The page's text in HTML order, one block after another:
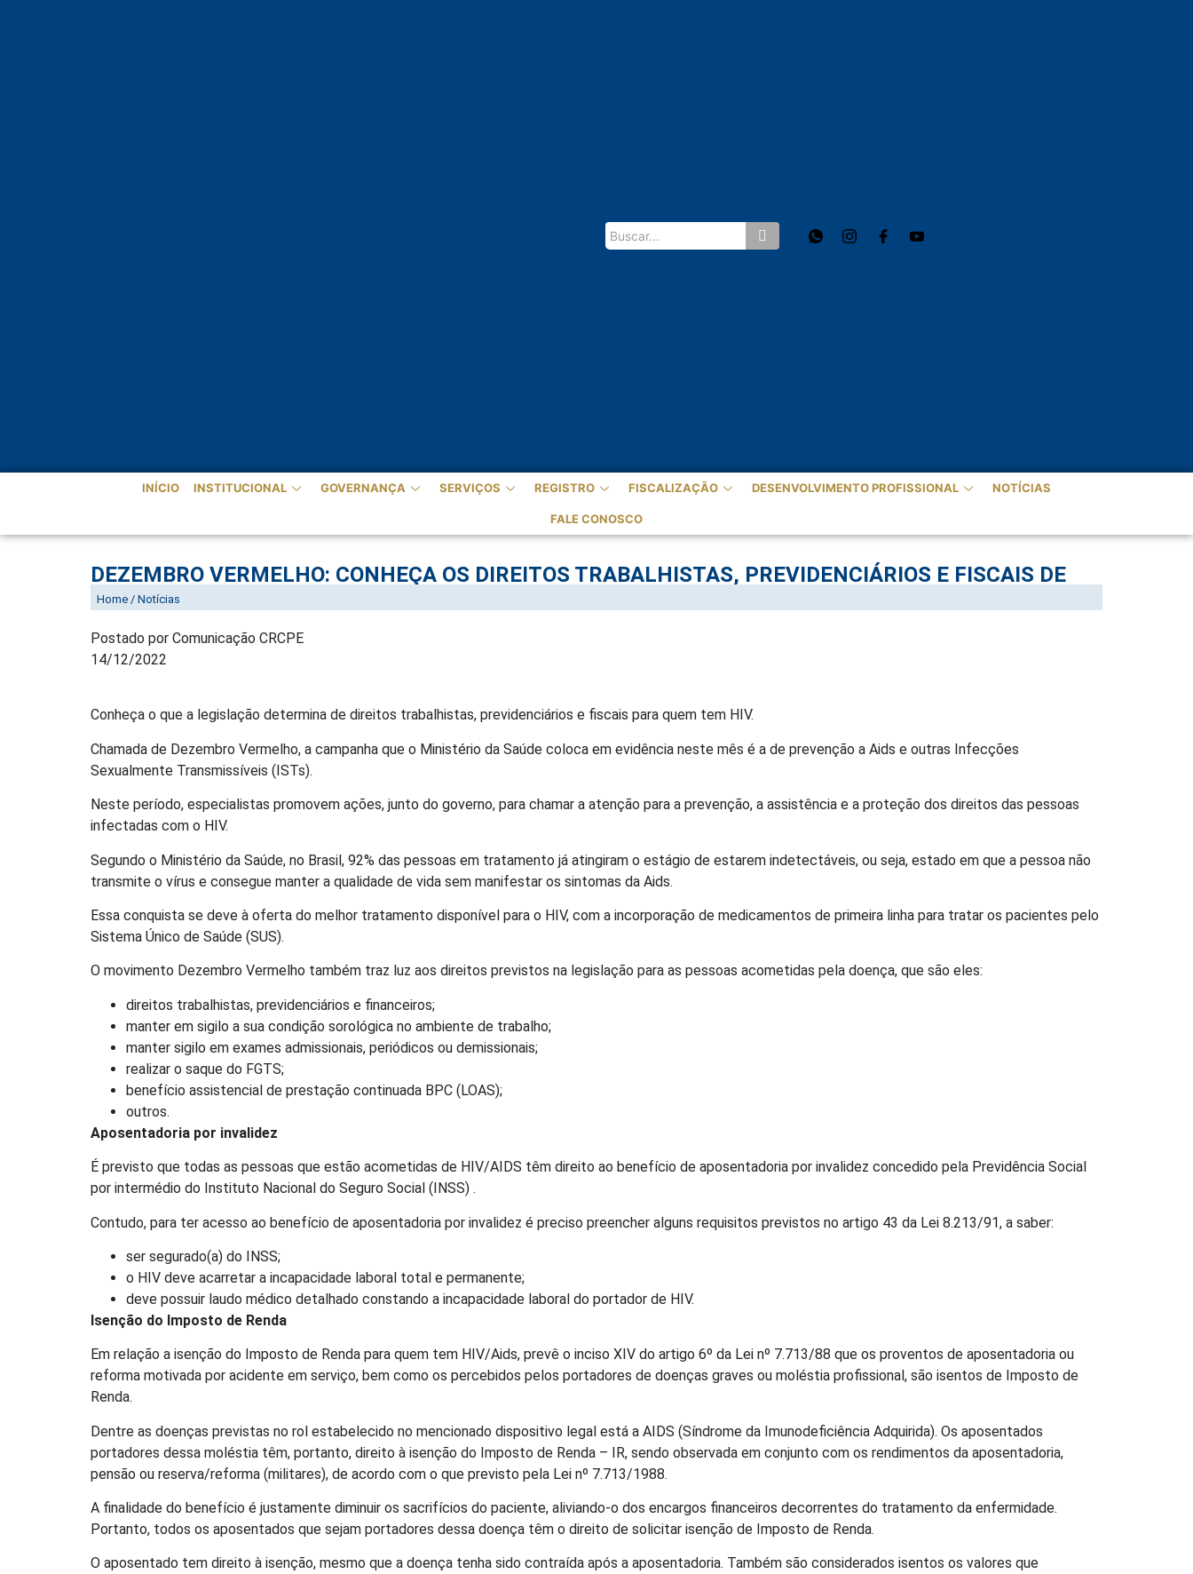
INÍCIO INSTITUCIONAL GOVERNANÇA SERVIÇOS REGISTRO FISCALIZAÇÃO DESENVOLVIMENTO PROFISSIONAL NOTÍCIAS
FALE CONOSCO
DEZEMBRO VERMELHO: CONHEÇA OS DIREITOS TRABALHISTAS, PREVIDENCIÁRIOS E FISCAIS DE
QUEM TEM HIV
Home / Notícias
Postado por Comunicação CRCPE
14/12/2022
Conheça o que a legislação determina de direitos trabalhistas, previdenciários e fiscais para quem tem HIV.
Chamada de Dezembro Vermelho, a campanha que o Ministério da Saúde coloca em evidência neste mês é a de prevenção a Aids e outras Infecções
Sexualmente Transmissíveis (ISTs).
Neste período, especialistas promovem ações, junto do governo, para chamar a atenção para a prevenção, a assistência e a proteção dos direitos das pessoas
infectadas com o HIV.
Segundo o Ministério da Saúde, no Brasil, 92% das pessoas em tratamento já atingiram o estágio de estarem indetectáveis, ou seja, estado em que a pessoa não
transmite o vírus e consegue manter a qualidade de vida sem manifestar os sintomas da Aids.
Essa conquista se deve à oferta do melhor tratamento disponível para o HIV, com a incorporação de medicamentos de primeira linha para tratar os pacientes pelo
Sistema Único de Saúde (SUS).
O movimento Dezembro Vermelho também traz luz aos direitos previstos na legislação para as pessoas acometidas pela doença, que são eles:
direitos trabalhistas, previdenciários e financeiros;
manter em sigilo a sua condição sorológica no ambiente de trabalho;
manter sigilo em exames admissionais, periódicos ou demissionais;
realizar o saque do FGTS;
benefício assistencial de prestação continuada BPC (LOAS);
outros.
Aposentadoria por invalidez
É previsto que todas as pessoas que estão acometidas de HIV/AIDS têm direito ao benefício de aposentadoria por invalidez concedido pela Previdência Social
por intermédio do Instituto Nacional do Seguro Social (INSS) .
Contudo, para ter acesso ao benefício de aposentadoria por invalidez é preciso preencher alguns requisitos previstos no artigo 43 da Lei 8.213/91, a saber:
ser segurado(a) do INSS;
o HIV deve acarretar a incapacidade laboral total e permanente;
deve possuir laudo médico detalhado constando a incapacidade laboral do portador de HIV.
Isenção do Imposto de Renda
Em relação a isenção do Imposto de Renda para quem tem HIV/Aids, prevê o inciso XIV do artigo 6º da Lei nº 7.713/88 que os proventos de aposentadoria ou
reforma motivada por acidente em serviço, bem como os percebidos pelos portadores de doenças graves ou moléstia profissional, são isentos de Imposto de
Renda.
Dentre as doenças previstas no rol estabelecido no mencionado dispositivo legal está a AIDS (Síndrome da Imunodeficiência Adquirida). Os aposentados
portadores dessa moléstia têm, portanto, direito à isenção do Imposto de Renda – IR, sendo observada em conjunto com os rendimentos da aposentadoria,
pensão ou reserva/reforma (militares), de acordo com o que previsto pela Lei nº 7.713/1988.
A finalidade do benefício é justamente diminuir os sacrifícios do paciente, aliviando-o dos encargos financeiros decorrentes do tratamento da enfermidade.
Portanto, todos os aposentados que sejam portadores dessa doença têm o direito de solicitar isenção de Imposto de Renda.
O aposentado tem direito à isenção, mesmo que a doença tenha sido contraída após a aposentadoria. Também são considerados isentos os valores que